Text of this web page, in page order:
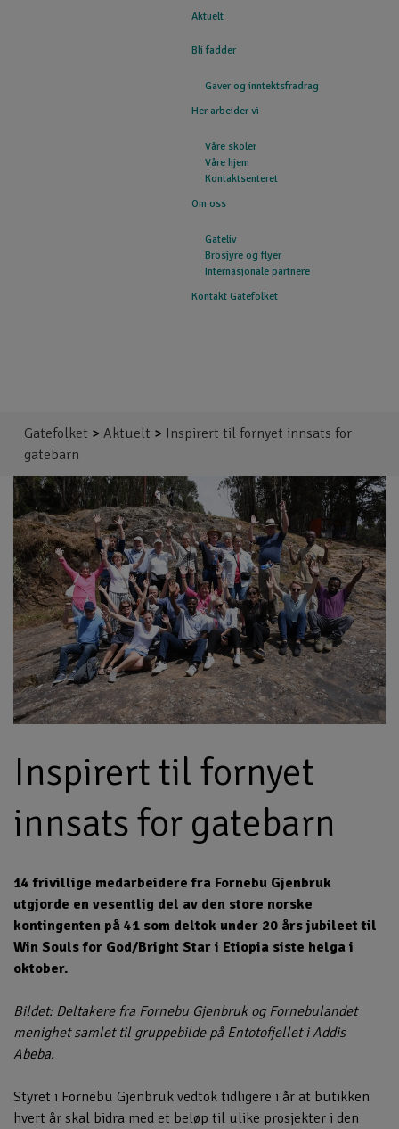
Aktuelt
Bli fadder
Gaver og inntektsfradrag
Her arbeider vi
Våre skoler
Våre hjem
Kontaktsenteret
Om oss
Gateliv
Brosjyre og flyer
Internasjonale partnere
Kontakt Gatefolket
Gatefolket > Aktuelt > Inspirert til fornyet innsats for
gatebarn
Inspirert til fornyet
innsats for gatebarn
14 frivillige medarbeidere fra Fornebu Gjenbruk
utgjorde en vesentlig del av den store norske
kontingenten på 41 som deltok under 20 års jubileet til
Win Souls for God/Bright Star i Etiopia siste helga i
oktober.
Bildet: Deltakere fra Fornebu Gjenbruk og Fornebulandet
menighet samlet til gruppebilde på Entotofjellet i Addis
Abeba.
Styret i Fornebu Gjenbruk vedtok tidligere i år at butikken
hvert år skal bidra med et beløp til ulike prosjekter i den